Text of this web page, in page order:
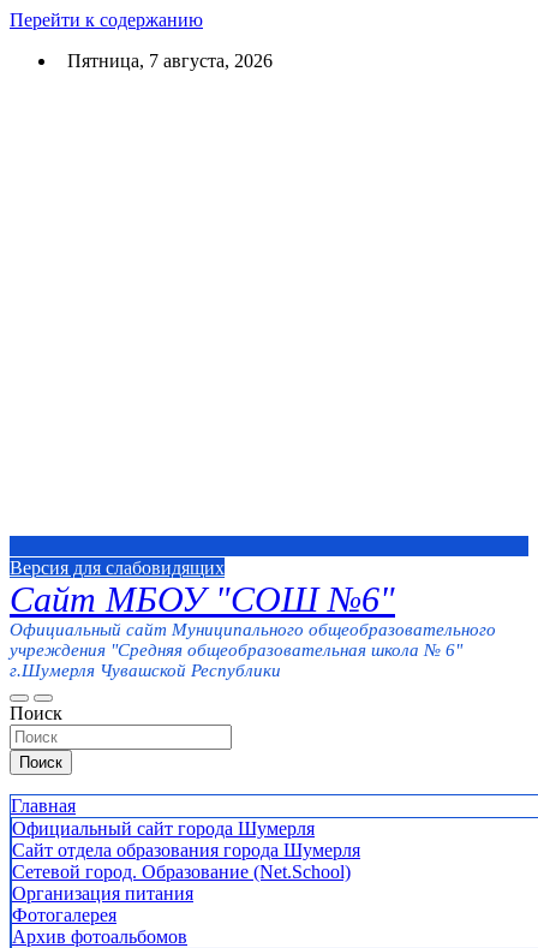
Перейти к содержанию
Пятница, 7 августа, 2026
Версия для слабовидящих
Сайт МБОУ "СОШ №6"
Официальный сайт Муниципального общеобразовательного
учреждения "Средняя общеобразовательная школа № 6"
г.Шумерля Чувашской Республики
Поиск
Поиск
Главная
Официальный сайт города Шумерля
Сайт отдела образования города Шумерля
Сетевой город. Образование (Net.School)
Организация питания
Фотогалерея
Архив фотоальбомов